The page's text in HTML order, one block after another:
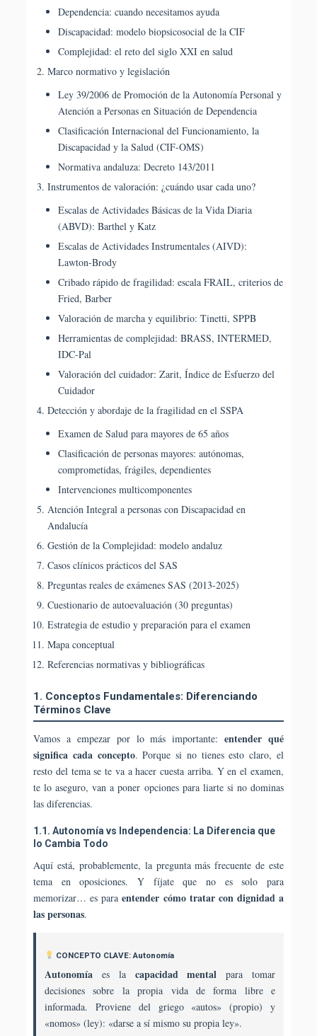
Dependencia: cuando necesitamos ayuda
Discapacidad: modelo biopsicosocial de la CIF
Complejidad: el reto del siglo XXI en salud
Marco normativo y legislación
Ley 39/2006 de Promoción de la Autonomía Personal y
Atención a Personas en Situación de Dependencia
Clasificación Internacional del Funcionamiento, la
Discapacidad y la Salud (CIF-OMS)
Normativa andaluza: Decreto 143/2011
Instrumentos de valoración: ¿cuándo usar cada uno?
Escalas de Actividades Básicas de la Vida Diaria
(ABVD): Barthel y Katz
Escalas de Actividades Instrumentales (AIVD):
Lawton-Brody
Cribado rápido de fragilidad: escala FRAIL, criterios de
Fried, Barber
Valoración de marcha y equilibrio: Tinetti, SPPB
Herramientas de complejidad: BRASS, INTERMED,
IDC-Pal
Valoración del cuidador: Zarit, Índice de Esfuerzo del
Cuidador
Detección y abordaje de la fragilidad en el SSPA
Examen de Salud para mayores de 65 años
Clasificación de personas mayores: autónomas,
comprometidas, frágiles, dependientes
Intervenciones multicomponentes
Atención Integral a personas con Discapacidad en
Andalucía
Gestión de la Complejidad: modelo andaluz
Casos clínicos prácticos del SAS
Preguntas reales de exámenes SAS (2013-2025)
Cuestionario de autoevaluación (30 preguntas)
Estrategia de estudio y preparación para el examen
Mapa conceptual
Referencias normativas y bibliográficas
1. Conceptos Fundamentales: Diferenciando
Términos Clave
Vamos a empezar por lo más importante:entender qué
significa cada concepto. Porque si no tienes esto claro, el
resto del tema se te va a hacer cuesta arriba. Y en el examen,
te lo aseguro, van a poner opciones para liarte si no dominas
las diferencias.
1.1. Autonomía vs Independencia: La Diferencia que
lo Cambia Todo
Aquí está, probablemente, la pregunta más frecuente de este
tema en oposiciones. Y fíjate que no es solo para
memorizar… es paraentender cómo tratar con dignidad a
las personas.
CONCEPTO CLAVE: Autonomía
Autonomía es la capacidad mental para tomar
decisiones sobre la propia vida de forma libre e
informada. Proviene del griego «autos» (propio) y
«nomos» (ley): «darse a sí mismo su propia ley».